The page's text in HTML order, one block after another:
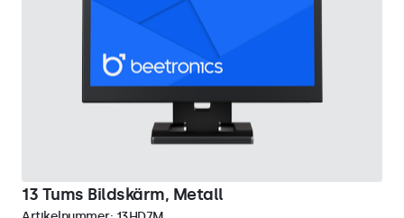
13 Tums Bildskärm, Metall